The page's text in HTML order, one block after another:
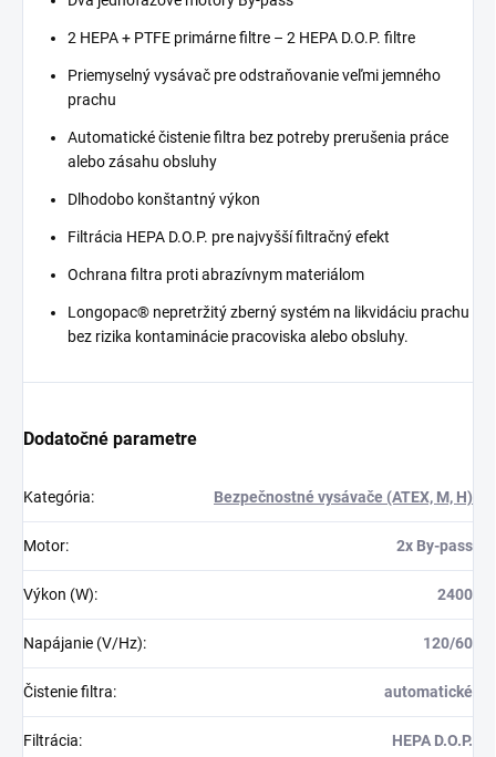
2 HEPA + PTFE primárne filtre – 2 HEPA D.O.P. filtre
Priemyselný vysávač pre odstraňovanie veľmi jemného
prachu
Automatické čistenie filtra bez potreby prerušenia práce
alebo zásahu obsluhy
Dlhodobo konštantný výkon
Filtrácia HEPA D.O.P. pre najvyšší filtračný efekt
Ochrana filtra proti abrazívnym materiálom
Longopac® nepretržitý zberný systém na likvidáciu prachu
bez rizika kontaminácie pracoviska alebo obsluhy.
Dodatočné parametre
Kategória: Bezpečnostné vysávače (ATEX, M, H)
Motor: 2x By-pass
Výkon (W): 2400
Napájanie (V/Hz): 120/60
Čistenie filtra: automatické
Filtrácia: HEPA D.O.P.